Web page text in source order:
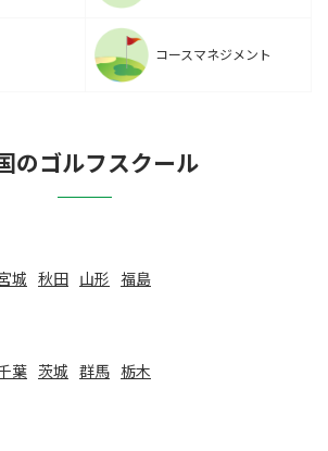
コースマネジメント
のゴルフスクール
城 秋田 山形 福島
葉 茨城 群馬 栃木